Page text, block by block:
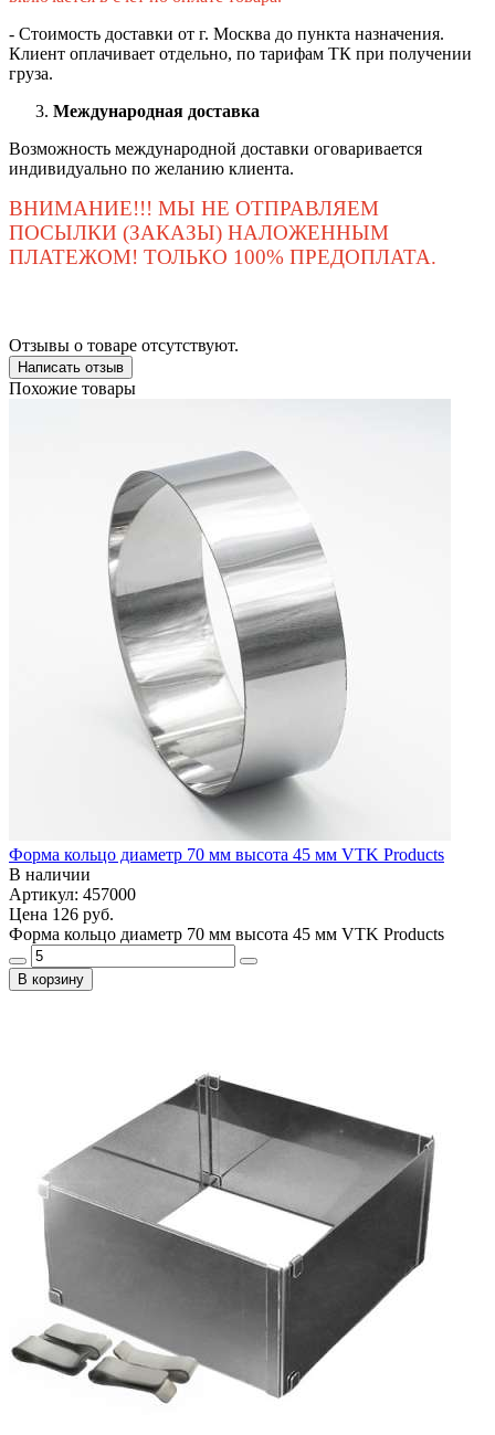
- Стоимость доставки от г. Москва до пункта назначения.
Клиент оплачивает отдельно, по тарифам ТК при получении
груза.
Международная доставка
Возможность международной доставки оговаривается
индивидуально по желанию клиента.
ВНИМАНИЕ!!! МЫ НЕ ОТПРАВЛЯЕМ
ПОСЫЛКИ (ЗАКАЗЫ) НАЛОЖЕННЫМ
ПЛАТЕЖОМ! ТОЛЬКО 100% ПРЕДОПЛАТА.
Отзывы о товаре отсутствуют.
Написать отзыв
Похожие товары
Форма кольцо диаметр 70 мм высота 45 мм VTK Products
В наличии
Артикул: 457000
Цена 126 руб.
Форма кольцо диаметр 70 мм высота 45 мм VTK Products
В корзину